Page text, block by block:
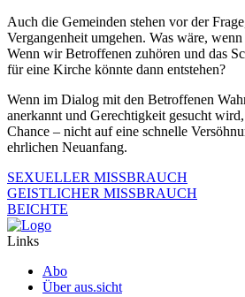
Auch die Gemeinden stehen vor der
Vergangenheit umgehen. Was wäre,
Wenn wir Betroffenen zuhören und das
für eine Kirche könnte dann entstehen?
Wenn im Dialog mit den Betroffenen
anerkannt und Gerechtigkeit gesucht
Chance – nicht auf eine schnelle
ehrlichen Neuanfang.
SEXUELLER MISSBRAUCH
GEISTLICHER MISSBRAUCH
BEICHTE
Links
Abo
Über aus.sicht